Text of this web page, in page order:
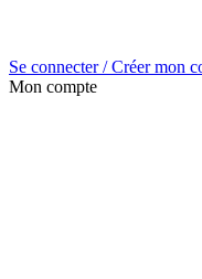
Se connecter / Créer mon
Mon compte